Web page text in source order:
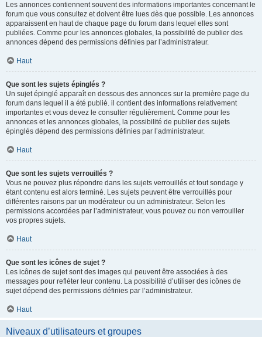
Les annonces contiennent souvent des informations importantes concernant le
forum que vous consultez et doivent être lues dès que possible. Les annonces
apparaissent en haut de chaque page du forum dans lequel elles sont
publiées. Comme pour les annonces globales, la possibilité de publier des
annonces dépend des permissions définies par l’administrateur.
Haut
Que sont les sujets épinglés ?
Un sujet épinglé apparaît en dessous des annonces sur la première page du
forum dans lequel il a été publié. il contient des informations relativement
importantes et vous devez le consulter régulièrement. Comme pour les
annonces et les annonces globales, la possibilité de publier des sujets
épinglés dépend des permissions définies par l’administrateur.
Haut
Que sont les sujets verrouillés ?
Vous ne pouvez plus répondre dans les sujets verrouillés et tout sondage y
étant contenu est alors terminé. Les sujets peuvent être verrouillés pour
différentes raisons par un modérateur ou un administrateur. Selon les
permissions accordées par l’administrateur, vous pouvez ou non verrouiller
vos propres sujets.
Haut
Que sont les icônes de sujet ?
Les icônes de sujet sont des images qui peuvent être associées à des
messages pour refléter leur contenu. La possibilité d’utiliser des icônes de
sujet dépend des permissions définies par l’administrateur.
Haut
Niveaux d’utilisateurs et groupes